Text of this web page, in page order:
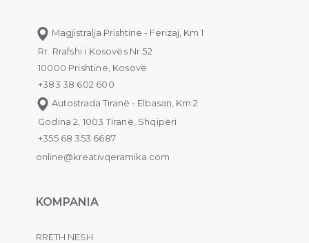
Magjistralja Prishtinë - Ferizaj, Km 1
Rr. Rrafshi i Kosovës Nr.52
10000 Prishtinë, Kosovë
+383 38 602 600
Autostrada Tiranë - Elbasan, Km 2
Godina 2, 1003 Tiranë, Shqipëri
+355 68 353 6687
online@kreativqeramika.com
KOMPANIA
RRETH NESH